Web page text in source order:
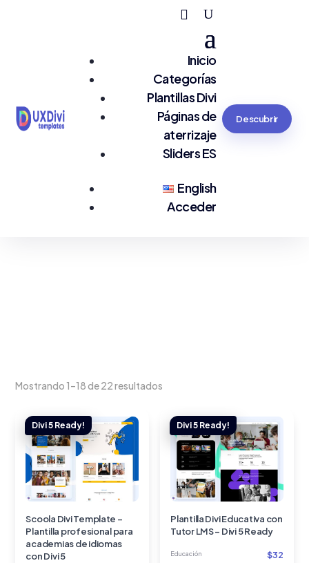
Inicio
Categorías
Plantillas Divi
Páginas de
aterrizaje
Sliders ES
English
Acceder
Descubrir
Mostrando 1–18 de 22 resultados
Scoola Divi Template –
Plantilla profesional para
academias de idiomas
con Divi 5
Plantilla Divi Educativa con
Tutor LMS – Divi 5 Ready
Educación $32